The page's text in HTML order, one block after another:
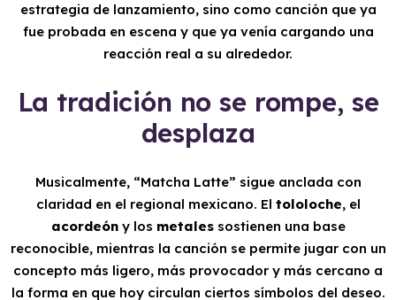
estrategia de lanzamiento, sino como canción que ya
fue probada en escena y que ya venía cargando una
reacción real a su alrededor.
La tradición no se rompe, se
desplaza
Musicalmente, “Matcha Latte” sigue anclada con
claridad en el regional mexicano. El tololoche, el
acordeóny los metalessostienen una base
reconocible, mientras la canción se permite jugar con un
concepto más ligero, más provocador y más cercano a
la forma en que hoy circulan ciertos símbolos del deseo.